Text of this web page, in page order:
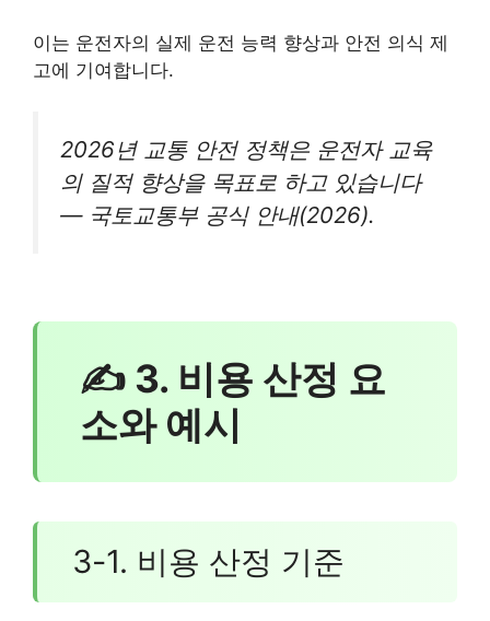
이는 운전자의 실제 운전 능력 향상과 안전 의식 제
고에 기여합니다.
2026년 교통 안전 정책은 운전자 교육
의 질적 향상을 목표로 하고 있습니다
— 국토교통부 공식 안내(2026).
✍ 3. 비용 산정 요
소와 예시
3-1. 비용 산정 기준